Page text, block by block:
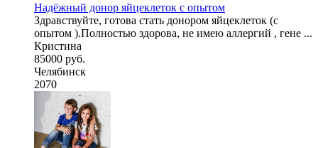
Надёжный донор яйцеклеток с опытом
Здравствуйте, готова стать донором яйцеклеток (с
опытом ).Полностью здорова, не имею аллергий , гене ...
Кристина
85000 руб.
Челябинск
2070